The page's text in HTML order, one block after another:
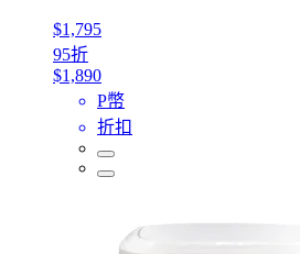
$1,795
95折
$1,890
P幣
折扣